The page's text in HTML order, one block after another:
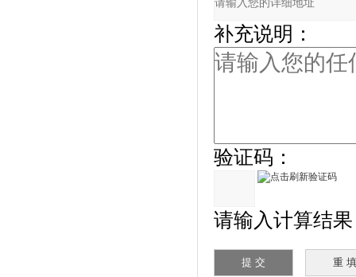
补充说明：
验证码：
请输入计算结果